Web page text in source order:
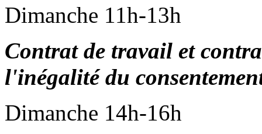
Dimanche 11h-13h
Contrat de travail et
l'inégalité du
Dimanche 14h-16h